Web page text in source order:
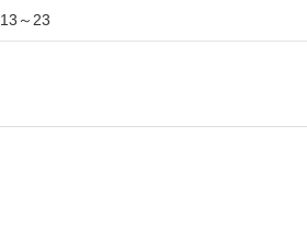
13～23